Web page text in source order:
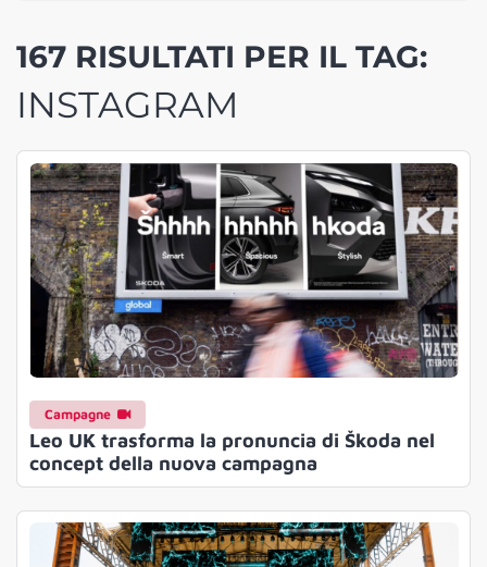
167 RISULTATI PER IL TAG:
INSTAGRAM
Campagne
Leo UK trasforma la pronuncia di Škoda nel
concept della nuova campagna